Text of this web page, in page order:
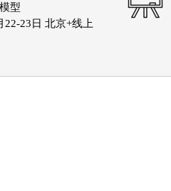
型
22-23日 北京+线上